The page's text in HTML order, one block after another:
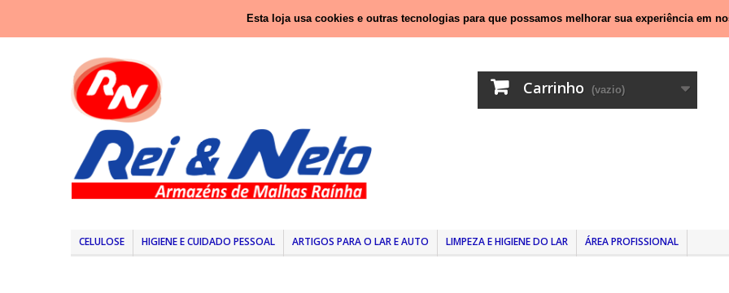
937 416 333 (Chamada para rede nacional móvel)
Carrinho (vazio)
CELULOSE HIGIENE E CUIDADO PESSOAL ARTIGOS PARA O LAR E AUTO LIMPEZA E HIGIENE DO LAR ÁREA PROFISSIONAL
Esta loja usa cookies e outras tecnologias para que possamos melhorar sua experiência em